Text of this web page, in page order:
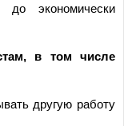
до экономически
в том числе
другую работу